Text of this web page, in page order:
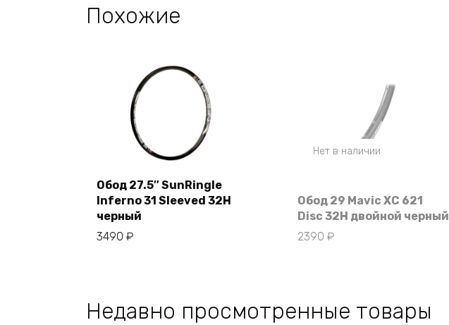
Похожие
Обод 27.5″ SunRingle
Inferno 31 Sleeved 32H
черный
3490 ₽
Нет в наличии
Обод 29 Mavic XC 621
Disc 32Н двойной черный
2390 ₽
Недавно просмотренные товары